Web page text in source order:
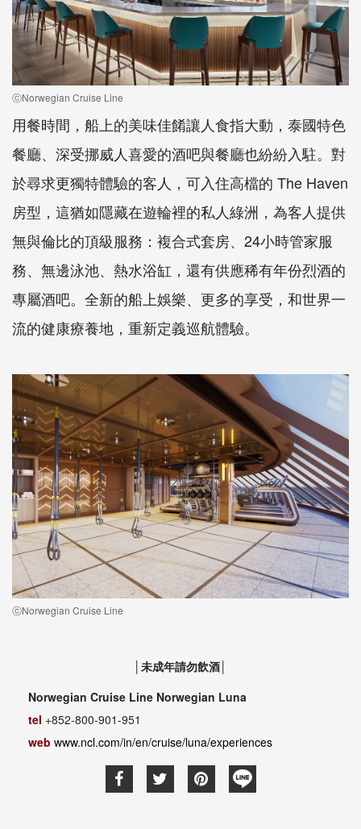
ⓒNorwegian Cruise Line
用餐時間，船上的美味佳餚讓人食指大動，泰國特色
餐廳、深受挪威人喜愛的酒吧與餐廳也紛紛入駐。對
於尋求更獨特體驗的客人，可入住高檔的 The Haven
房型，這猶如隱藏在遊輪裡的私人綠洲，為客人提供
無與倫比的頂級服務：複合式套房、24小時管家服
務、無邊泳池、熱水浴缸，還有供應稀有年份烈酒的
專屬酒吧。全新的船上娛樂、更多的享受，和世界一
流的健康療養地，重新定義巡航體驗。
ⓒNorwegian Cruise Line
│未成年請勿飲酒│
Norwegian Cruise Line Norwegian Luna
tel +852-800-901-951
web www.ncl.com/in/en/cruise/luna/experiences